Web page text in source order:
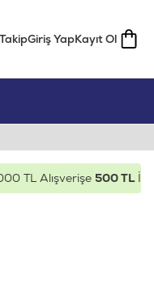
Giriş YapKayıt Ol
Alışverişe500 TLİndirim